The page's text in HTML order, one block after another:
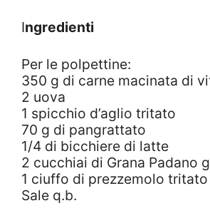
Ingredienti
Per le polpettine:
350 g di carne macinata di
2 uova
1 spicchio d’aglio tritato
70 g di pangrattato
1/4 di bicchiere di latte
2 cucchiai di Grana Padano
1 ciuffo di prezzemolo tritato
Sale q.b.